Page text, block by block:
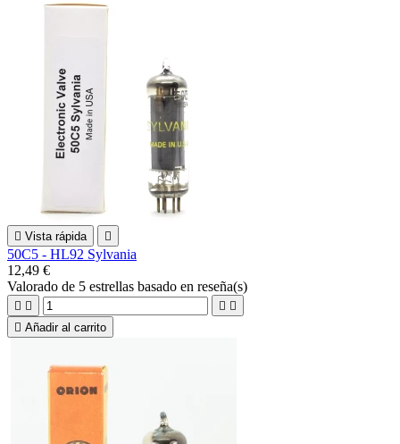
 Vista rápida 
50C5 - HL92 Sylvania
12,49 €
Valorado de 5 estrellas basado en reseña(s)
   
 Añadir al carrito